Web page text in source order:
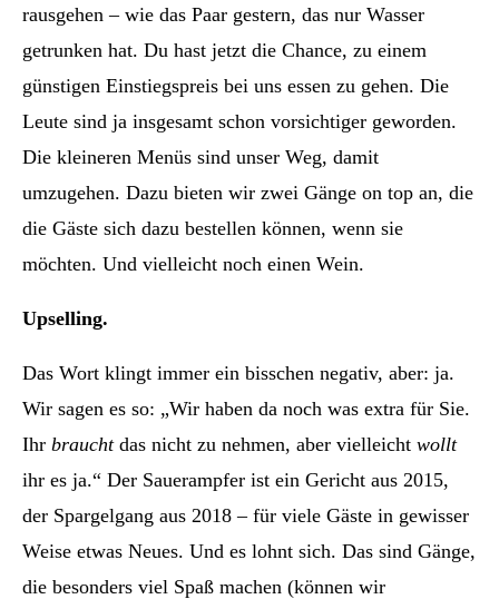
rausgehen – wie das Paar gestern, das nur Wasser
getrunken hat. Du hast jetzt die Chance, zu einem
günstigen Einstiegspreis bei uns essen zu gehen. Die
Leute sind ja insgesamt schon vorsichtiger geworden.
Die kleineren Menüs sind unser Weg, damit
umzugehen. Dazu bieten wir zwei Gänge on top an, die
die Gäste sich dazu bestellen können, wenn sie
möchten. Und vielleicht noch einen Wein.
Upselling.
Das Wort klingt immer ein bisschen negativ, aber: ja.
Wir sagen es so: „Wir haben da noch was extra für Sie.
Ihr brauchtdas nicht zu nehmen, aber vielleicht wollt
ihr es ja.“ Der Sauerampfer ist ein Gericht aus 2015,
der Spargelgang aus 2018 – für viele Gäste in gewisser
Weise etwas Neues. Und es lohnt sich. Das sind Gänge,
die besonders viel Spaß machen (können wir